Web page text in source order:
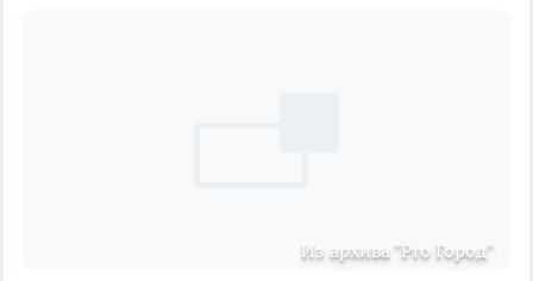
Из архива "Pro Город"